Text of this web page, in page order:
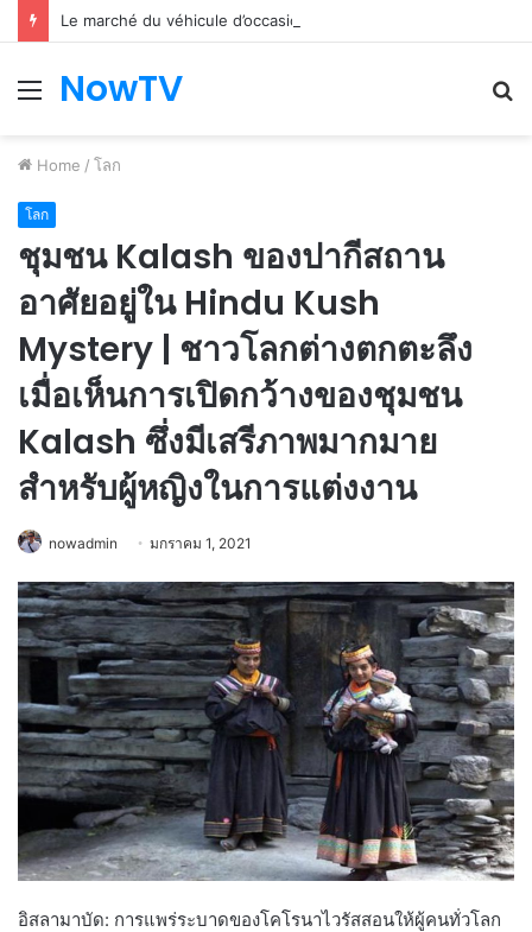
Le marché du véhicule d’occasion en plein essor
Menu
NowTV
Home / โลก
โลก
ชุมชน Kalash ของปากีสถาน
อาศัยอยู่ใน Hindu Kush
Mystery | ชาวโลกต่างตกตะลึง
เมื่อเห็นการเปิดกว้างของชุมชน
Kalash ซึ่งมีเสรีภาพมากมาย
สำหรับผู้หญิงในการแต่งงาน
nowadmin มกราคม 1, 2021
อิสลามาบัด: การแพร่ระบาดของโคโรนาไวรัสสอนให้ผู้คนทั่วโลก